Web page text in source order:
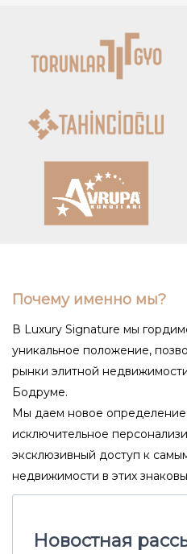
Почему именно мы?
В Luxury Signature мы
уникальное положение,
рынки элитной
Бодруме.
Мы даем новое определение
исключительное
эксклюзивный доступ к
недвижимости в этих
Новостная